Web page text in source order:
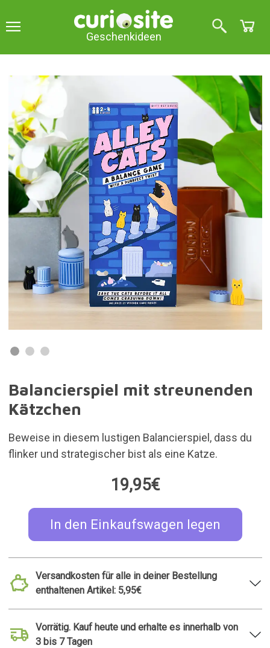
Geschenkideen
Balancierspiel mit streunenden
Kätzchen
Beweise in diesem lustigen Balancierspiel, dass du
flinker und strategischer bist als eine Katze.
19,95€
In den Einkaufswagen legen
Versandkosten für alle in deiner Bestellung
enthaltenen Artikel: 5,95€
Vorrätig. Kauf heute und erhalte es innerhalb von
3 bis 7 Tagen